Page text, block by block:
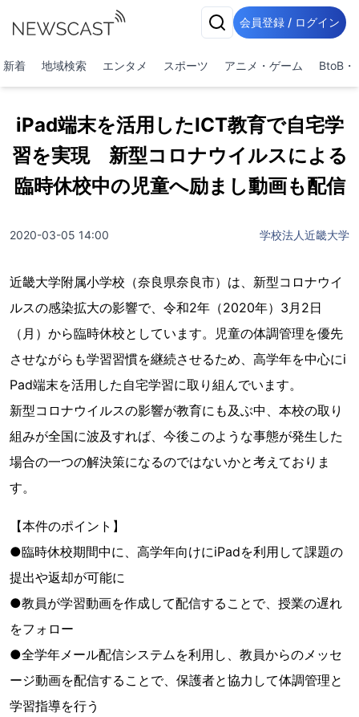
会員登録 / ログイン
新着 地域検索 エンタメ スポーツ アニメ・ゲーム BtoB・
iPad端末を活用したICT教育で自宅学
習を実現 新型コロナウイルスによる
臨時休校中の児童へ励まし動画も配信
2020-03-05 14:00 学校法人近畿大学
近畿大学附属小学校（奈良県奈良市）は、新型コロナウイ
ルスの感染拡大の影響で、令和2年（2020年）3月2日
（月）から臨時休校としています。児童の体調管理を優先
させながらも学習習慣を継続させるため、高学年を中心にi
Pad端末を活用した自宅学習に取り組んでいます。
新型コロナウイルスの影響が教育にも及ぶ中、本校の取り
組みが全国に波及すれば、今後このような事態が発生した
場合の一つの解決策になるのではないかと考えておりま
す。
【本件のポイント】
●臨時休校期間中に、高学年向けにiPadを利用して課題の
提出や返却が可能に
●教員が学習動画を作成して配信することで、授業の遅れ
をフォロー
●全学年メール配信システムを利用し、教員からのメッセ
ージ動画を配信することで、保護者と協力して体調管理と
学習指導を行う